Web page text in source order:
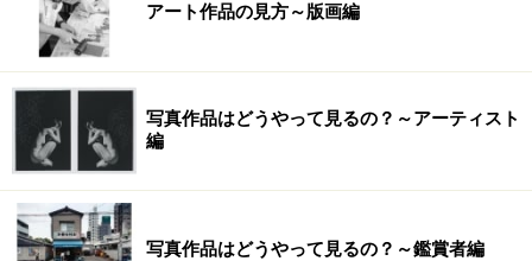
アート作品の見方～版画編
写真作品はどうやって見るの？～アーティスト
編
写真作品はどうやって見るの？～鑑賞者編